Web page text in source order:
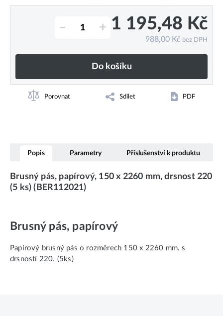
– + 1 195,48 Kč
988,00 Kč bez DPH
Do košíku
Porovnat Sdílet PDF
Popis Parametry Příslušenství k produktu
Brusný pás, papírový, 150 x 2260 mm, drsnost 220
(5 ks) (BER112021)
Brusný pás, papírový
Papírový brusný pás o rozměrech 150 x 2260 mm. s
drsností 220. (5ks)